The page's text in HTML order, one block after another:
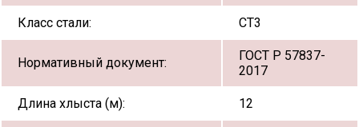
Класс стали: СТ3
Нормативный документ:
ГОСТ Р 57837-
2017
Длина хлыста (м): 12